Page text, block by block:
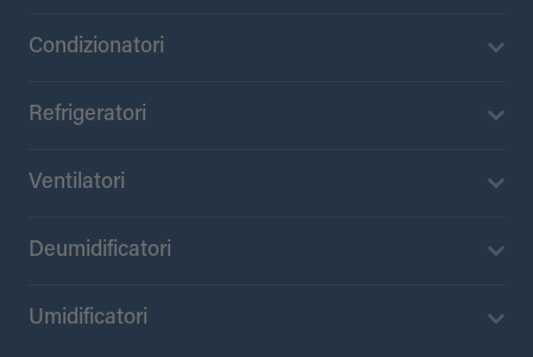
Condizionatori
Refrigeratori
Ventilatori
Deumidificatori
Umidificatori